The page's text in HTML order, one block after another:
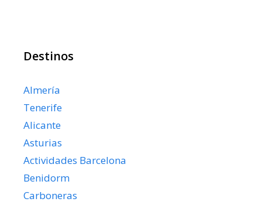
Destinos
Almería
Tenerife
Alicante
Asturias
Actividades Barcelona
Benidorm
Carboneras